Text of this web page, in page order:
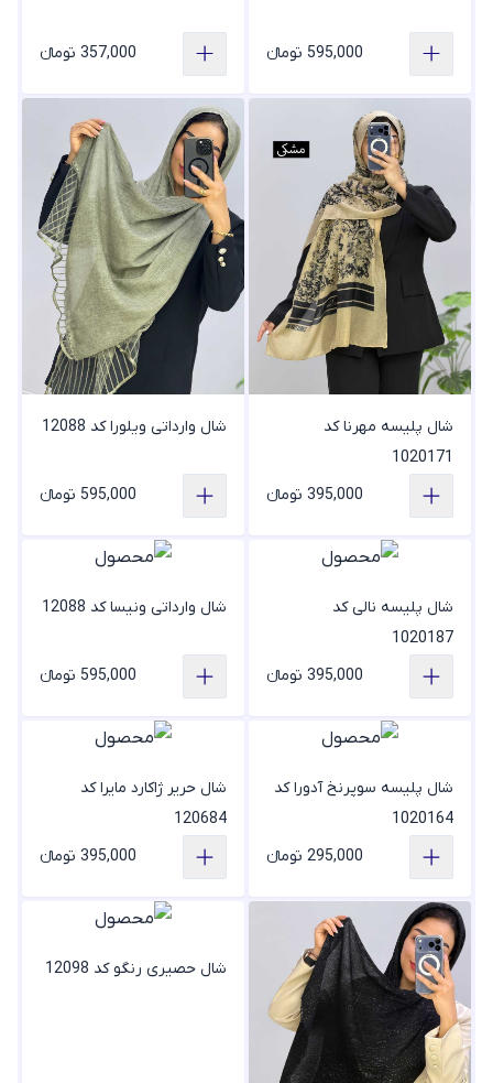
595,000 تومانء 357,000 تومانء
شال پلیسه مهرنا کد
1020171
395,000 تومانء
شال وارداتی ویلورا کد 12088
595,000 تومانء
شال پلیسه نالی کد
1020187
395,000 تومانء
شال وارداتی ونیسا کد 12088
595,000 تومانء
شال پلیسه سوپرنخ آدورا کد
1020164
295,000 تومانء
شال حریر ژاکارد مایرا کد
120684
395,000 تومانء
شال حصیری رنگو کد 12098